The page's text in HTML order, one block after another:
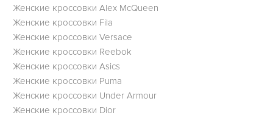
Женские кроссовки Alex McQueen
Женские кроссовки Fila
Женские кроссовки Versace
Женские кроссовки Reebok
Женские кроссовки Asics
Женские кроссовки Puma
Женские кроссовки Under Armour
Женские кроссовки Dior